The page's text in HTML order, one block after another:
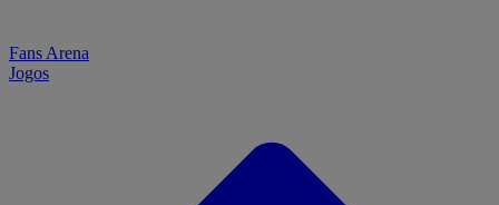
Fans Arena
Jogos